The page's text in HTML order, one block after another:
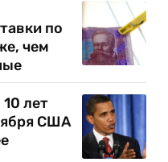
по
чем
лет
США